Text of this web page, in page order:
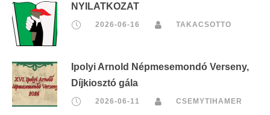
NYILATKOZAT
2026-06-16 TAKACSOTTO
Ipolyi Arnold Népmesemondó Verseny,
Díjkiosztó gála
2026-06-11 CSEMYTIHAMER